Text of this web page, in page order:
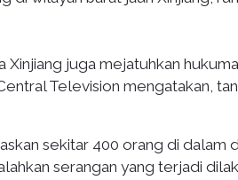
juga mejatuhkan
Television mengatakan,
sekitar 400 orang di dalam
serangan yang terjadi